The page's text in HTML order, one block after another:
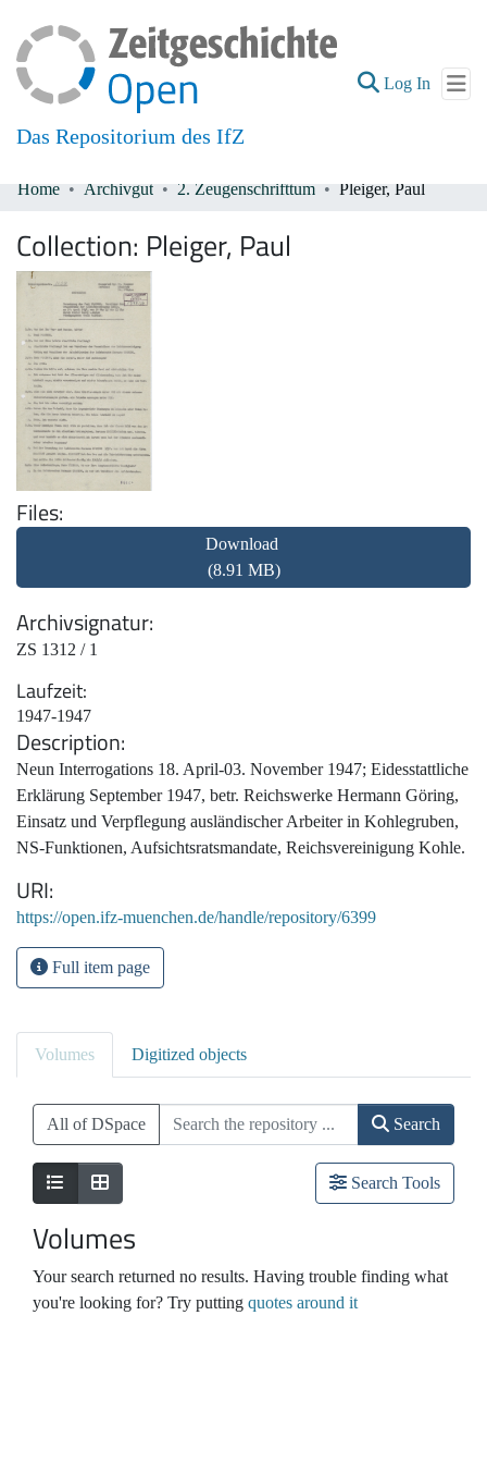
Das Repositorium des IfZ
Log In (current)
All of DSpace
Home Archivgut 2. Zeugenschrifttum Pleiger, Paul
Collection: Pleiger, Paul
Files
Download
(8.91 MB)
Archivsignatur
ZS 1312 / 1
Laufzeit
1947-1947
Description
Neun Interrogations 18. April-03. November 1947; Eidesstattliche
Erklärung September 1947, betr. Reichswerke Hermann Göring,
Einsatz und Verpflegung ausländischer Arbeiter in Kohlegruben,
NS-Funktionen, Aufsichtsratsmandate, Reichsvereinigung Kohle.
URI
https://open.ifz-muenchen.de/handle/repository/6399
Full item page
Volumes Digitized objects
All of DSpace Search
Search Tools
Volumes
Your search returned no results. Having trouble finding what
you're looking for? Try putting quotes around it